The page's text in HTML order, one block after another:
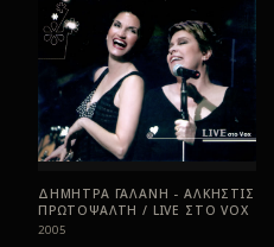
ΔΗΜΗΤΡΑ ΓΑΛΑΝΗ - ΑΛΚΗΣΤΙΣ
ΠΡΩΤΟΨΑΛΤΗ / LIVE ΣTO VOX
2005